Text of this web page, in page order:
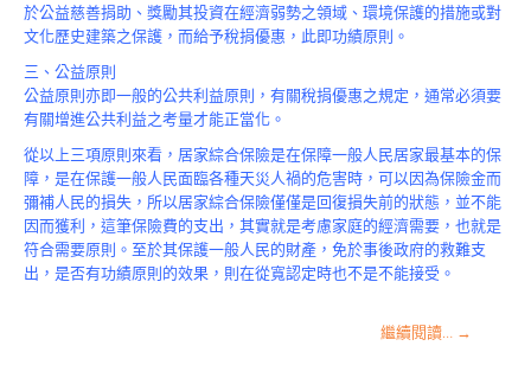
於公益慈善捐助、獎勵其投資在經濟弱勢之領域、環境保護的措施或對
文化歷史建築之保護，而給予稅捐優惠，此即功績原則。
三、公益原則
公益原則亦即一般的公共利益原則，有關稅捐優惠之規定，通常必須要
有關增進公共利益之考量才能正當化。
從以上三項原則來看，居家綜合保險是在保障一般人民居家最基本的保
障，是在保護一般人民面臨各種天災人禍的危害時，可以因為保險金而
彌補人民的損失，所以居家綜合保險僅僅是回復損失前的狀態，並不能
因而獲利，這筆保險費的支出，其實就是考慮家庭的經濟需要，也就是
符合需要原則。至於其保護一般人民的財產，免於事後政府的救難支
出，是否有功績原則的效果，則在從寬認定時也不是不能接受。
繼續閱讀… →